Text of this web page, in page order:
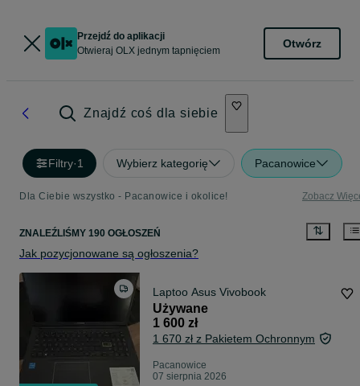
Przejdź do aplikacji
Otwieraj OLX jednym tapnięciem
Otwórz
Znajdź coś dla siebie
Filtry·1 Wybierz kategorię Pacanowice
Dla Ciebie wszystko - Pacanowice i okolice! Zobacz
ZNALEŹLIŚMY 190 OGŁOSZEŃ
Jak pozycjonowane są ogłoszenia?
Laptoo Asus Vivobook
Używane
1 600 zł
1 670 zł z Pakietem Ochronnym
Pacanowice
07 sierpnia 2026